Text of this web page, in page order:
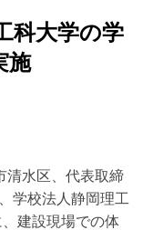
科大学の学
施
清水区、代表取締
学校法人静岡理工
建設現場での体